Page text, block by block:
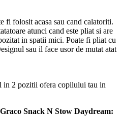
fi folosit acasa sau cand calatoriti.
atunci cand este pliat si are
in spatii mici. Poate fi pliat cu
sau il face usor de mutat atat
in 2 pozitii ofera copilului tau in
Snack N Stow Daydream: